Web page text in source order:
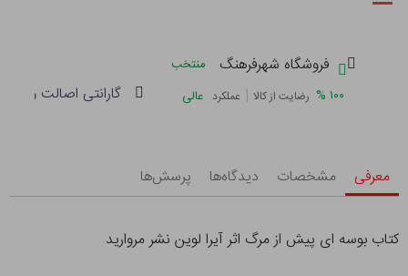
فروشگاه شهرفرهنگ
منتخب
۱۰۰ % رضایت از کالا | عملکرد عالی گارانتی اصالت و
معرفی مشخصات دیدگاه‌ها پرسش‌ها
کتاب بوسه ای پیش از مرگ اثر آیرا لوین نشر مروارید